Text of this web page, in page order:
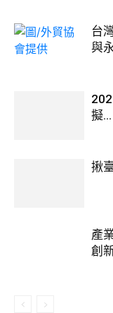
台
與
擬...
揪
產
創